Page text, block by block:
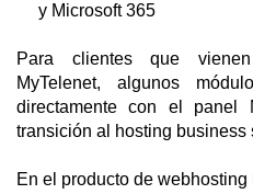
y Microsoft 365
Para clientes que
MyTelenet, algunos
directamente con el panel
transición al hosting business
En el producto de